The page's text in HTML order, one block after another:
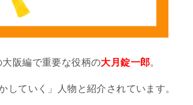
大阪編で重要な役柄の大月錠一郎。
していく」人物と紹介されています。